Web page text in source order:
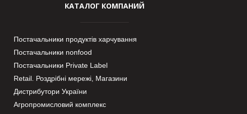
КАТАЛОГ КОМПАНИЙ
Постачальники продуктів харчування
Постачальники nonfood
Постачальники Private Label
Retail. Роздрібні мережі, Магазини
Дистрибутори України
Агропромисловий комплекс